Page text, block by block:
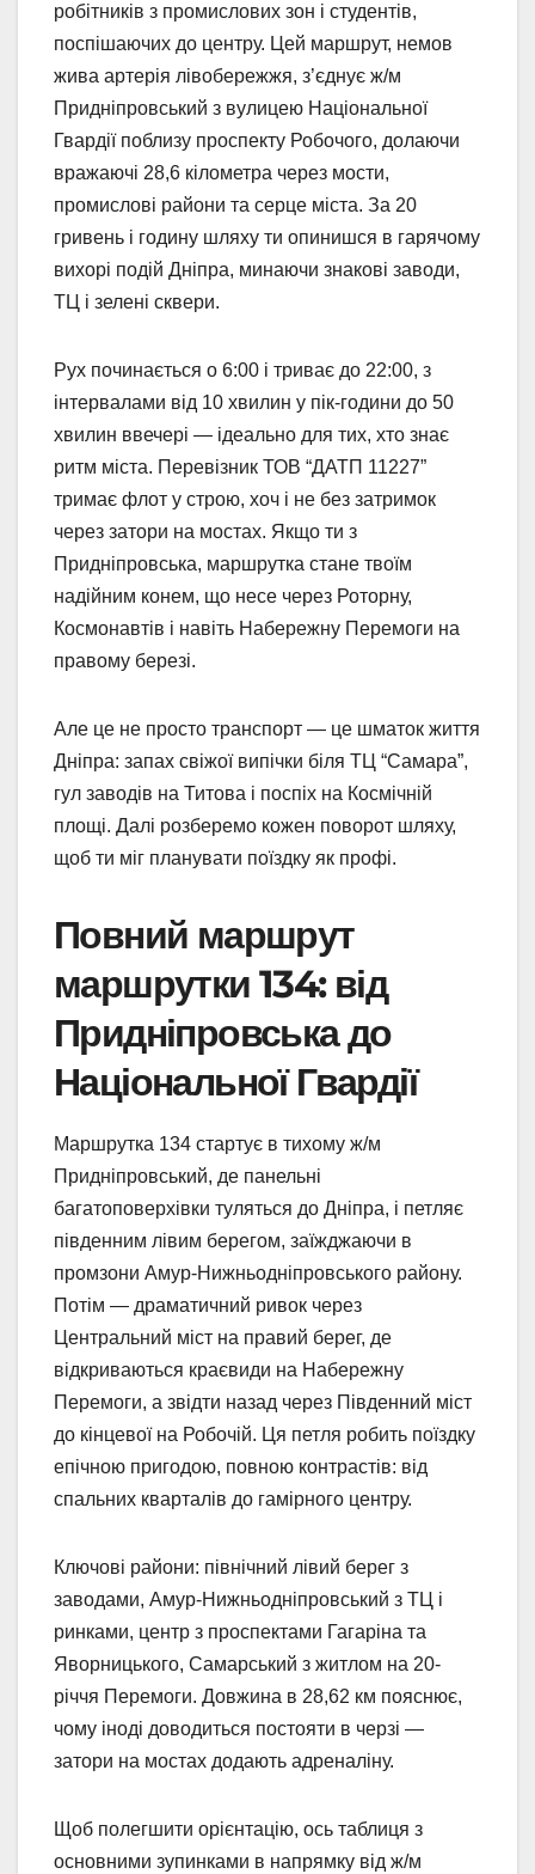
робітників з промислових зон і студентів,
поспішаючих до центру. Цей маршрут, немов
жива артерія лівобережжя, з’єднує ж/м
Придніпровський з вулицею Національної
Гвардії поблизу проспекту Робочого, долаючи
вражаючі 28,6 кілометра через мости,
промислові райони та серце міста. За 20
гривень і годину шляху ти опинишся в гарячому
вихорі подій Дніпра, минаючи знакові заводи,
ТЦ і зелені сквери.
Рух починається о 6:00 і триває до 22:00, з
інтервалами від 10 хвилин у пік-години до 50
хвилин ввечері — ідеально для тих, хто знає
ритм міста. Перевізник ТОВ “ДАТП 11227”
тримає флот у строю, хоч і не без затримок
через затори на мостах. Якщо ти з
Придніпровська, маршрутка стане твоїм
надійним конем, що несе через Роторну,
Космонавтів і навіть Набережну Перемоги на
правому березі.
Але це не просто транспорт — це шматок життя
Дніпра: запах свіжої випічки біля ТЦ “Самара”,
гул заводів на Титова і поспіх на Космічній
площі. Далі розберемо кожен поворот шляху,
щоб ти міг планувати поїздку як профі.
Повний маршрут
маршрутки 134: від
Придніпровська до
Національної Гвардії
Маршрутка 134 стартує в тихому ж/м
Придніпровський, де панельні
багатоповерхівки туляться до Дніпра, і петляє
південним лівим берегом, заїжджаючи в
промзони Амур-Нижньодніпровського району.
Потім — драматичний ривок через
Центральний міст на правий берег, де
відкриваються краєвиди на Набережну
Перемоги, а звідти назад через Південний міст
до кінцевої на Робочій. Ця петля робить поїздку
епічною пригодою, повною контрастів: від
спальних кварталів до гамірного центру.
Ключові райони: північний лівий берег з
заводами, Амур-Нижньодніпровський з ТЦ і
ринками, центр з проспектами Гагаріна та
Яворницького, Самарський з житлом на 20-
річчя Перемоги. Довжина в 28,62 км пояснює,
чому іноді доводиться постояти в черзі —
затори на мостах додають адреналіну.
Щоб полегшити орієнтацію, ось таблиця з
основними зупинками в напрямку від ж/м